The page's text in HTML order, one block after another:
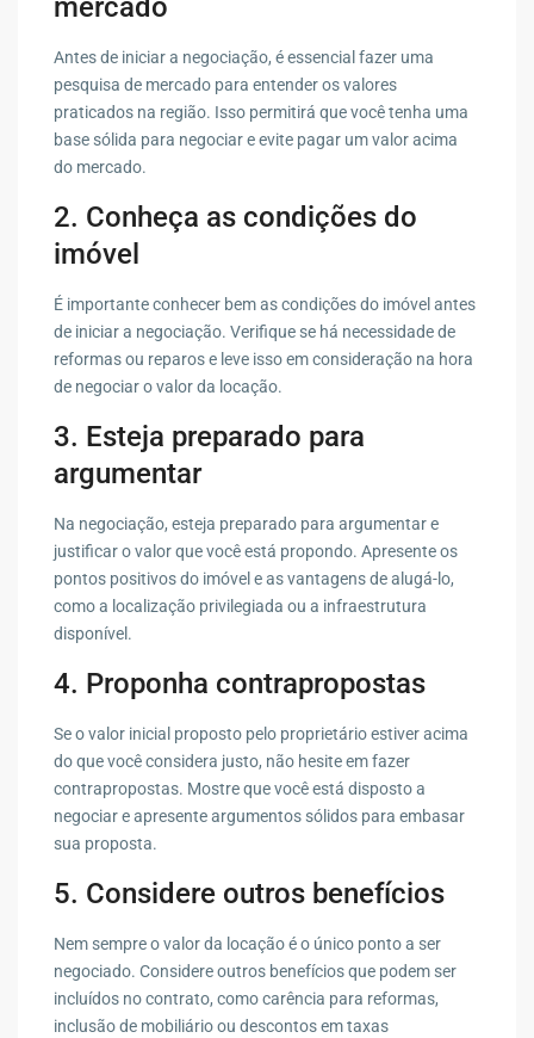
Antes de iniciar a negociação, é essencial fazer uma
pesquisa de mercado para entender os valores
praticados na região. Isso permitirá que você tenha uma
base sólida para negociar e evite pagar um valor acima
do mercado.
2. Conheça as condições do
imóvel
É importante conhecer bem as condições do imóvel antes
de iniciar a negociação. Verifique se há necessidade de
reformas ou reparos e leve isso em consideração na hora
de negociar o valor da locação.
3. Esteja preparado para
argumentar
Na negociação, esteja preparado para argumentar e
justificar o valor que você está propondo. Apresente os
pontos positivos do imóvel e as vantagens de alugá-lo,
como a localização privilegiada ou a infraestrutura
disponível.
4. Proponha contrapropostas
Se o valor inicial proposto pelo proprietário estiver acima
do que você considera justo, não hesite em fazer
contrapropostas. Mostre que você está disposto a
negociar e apresente argumentos sólidos para embasar
sua proposta.
5. Considere outros benefícios
Nem sempre o valor da locação é o único ponto a ser
negociado. Considere outros benefícios que podem ser
incluídos no contrato, como carência para reformas,
inclusão de mobiliário ou descontos em taxas